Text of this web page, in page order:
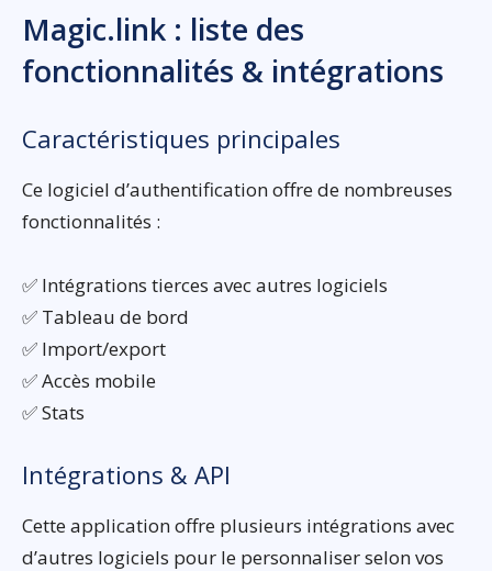
Magic.link : liste des
fonctionnalités & intégrations
Caractéristiques principales
Ce logiciel d’authentification offre de nombreuses
fonctionnalités :
✅ Intégrations tierces avec autres logiciels
✅ Tableau de bord
✅ Import/export
✅ Accès mobile
✅ Stats
Intégrations & API
Cette application offre plusieurs intégrations avec
d’autres logiciels pour le personnaliser selon vos